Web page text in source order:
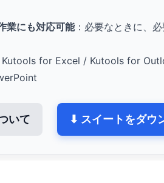
業にも対応可能：必要なときに、
Kutools for Excel / Kutools for
いて ⬇ スイートをダウ